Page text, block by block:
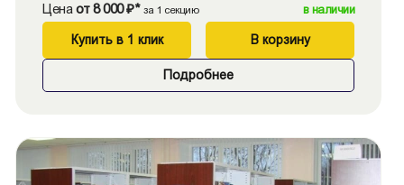
Цена от 8 000 ₽* за 1 секцию в наличии
Купить в 1 клик В корзину
Подробнее